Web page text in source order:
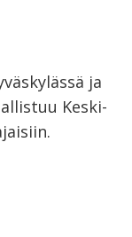
ja
Keski-